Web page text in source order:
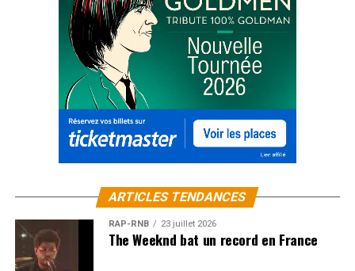
ARTICLES TENDANCES
RAP-RNB 23 juillet 2026
The Weeknd bat un record en France